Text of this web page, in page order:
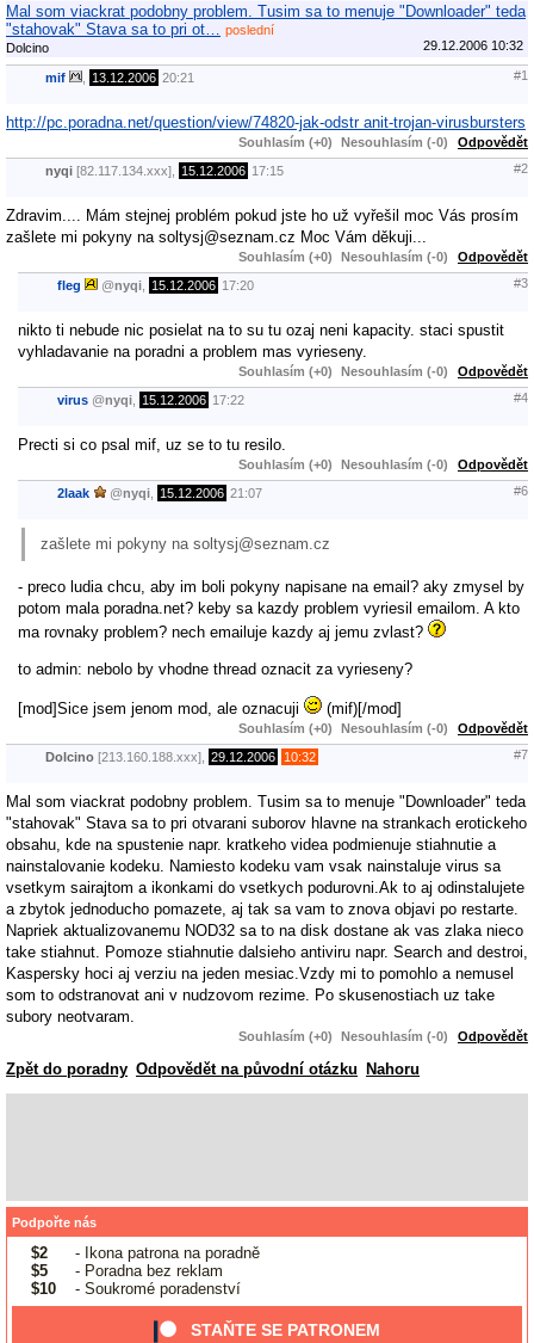
Mal som viackrat podobny problem. Tusim sa to menuje "Downloader" teda
"stahovak" Stava sa to pri ot…
poslední
Dolcino
29.12.2006 10:32
mif 13.12.2006 20:21 #1
http://pc.poradna.net/question/view/74820-jak-odstr anit-trojan-virusbursters
Souhlasím (+0) Nesouhlasím (-0) Odpovědět
nyqi [82.117.134.xxx], 15.12.2006 17:15 #2
Zdravim.... Mám stejnej problém pokud jste ho už vyřešil moc Vás prosím
zašlete mi pokyny na soltysj@seznam.cz Moc Vám děkuji...
Souhlasím (+0) Nesouhlasím (-0) Odpovědět
fleg @nyqi 15.12.2006 17:20 #3
nikto ti nebude nic posielat na to su tu ozaj neni kapacity. staci spustit
vyhladavanie na poradni a problem mas vyrieseny.
Souhlasím (+0) Nesouhlasím (-0) Odpovědět
virus @nyqi 15.12.2006 17:22 #4
Precti si co psal mif, uz se to tu resilo.
Souhlasím (+0) Nesouhlasím (-0) Odpovědět
2laak @nyqi 15.12.2006 21:07 #6
zašlete mi pokyny na soltysj@seznam.cz
- preco ludia chcu, aby im boli pokyny napisane na email? aky zmysel by
potom mala poradna.net? keby sa kazdy problem vyriesil emailom. A kto
ma rovnaky problem? nech emailuje kazdy aj jemu zvlast?
to admin: nebolo by vhodne thread oznacit za vyrieseny?
[mod]Sice jsem jenom mod, ale oznacuji (mif)[/mod]
Souhlasím (+0) Nesouhlasím (-0) Odpovědět
Dolcino [213.160.188.xxx], 29.12.2006 10:32 #7
Mal som viackrat podobny problem. Tusim sa to menuje "Downloader" teda
"stahovak" Stava sa to pri otvarani suborov hlavne na strankach erotickeho
obsahu, kde na spustenie napr. kratkeho videa podmienuje stiahnutie a
nainstalovanie kodeku. Namiesto kodeku vam vsak nainstaluje virus sa
vsetkym sairajtom a ikonkami do vsetkych podurovni.Ak to aj odinstalujete
a zbytok jednoducho pomazete, aj tak sa vam to znova objavi po restarte.
Napriek aktualizovanemu NOD32 sa to na disk dostane ak vas zlaka nieco
take stiahnut. Pomoze stiahnutie dalsieho antiviru napr. Search and destroi,
Kaspersky hoci aj verziu na jeden mesiac.Vzdy mi to pomohlo a nemusel
som to odstranovat ani v nudzovom rezime. Po skusenostiach uz take
subory neotvaram.
Souhlasím (+0) Nesouhlasím (-0) Odpovědět
Zpět do poradny Odpovědět na původní otázku Nahoru
Podpořte nás
$2
- Ikona patrona na poradně
$5
- Poradna bez reklam
$10
- Soukromé poradenství
STAŇTE SE PATRONEM